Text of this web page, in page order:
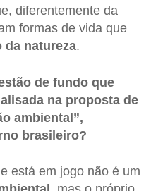
diferentemente da
formas de vida que
da natureza.
de fundo que
na proposta de
ambiental”,
brasileiro?
está em jogo não é um